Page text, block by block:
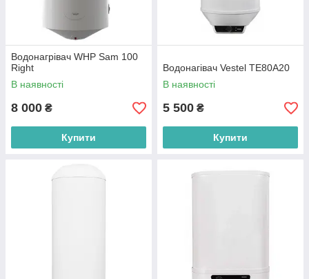
Водонагрівач WHP Sam 100
Right
В наявності
8 000 ₴
Купити
Водонагівач Vestel TE80A20
В наявності
5 500 ₴
Купити